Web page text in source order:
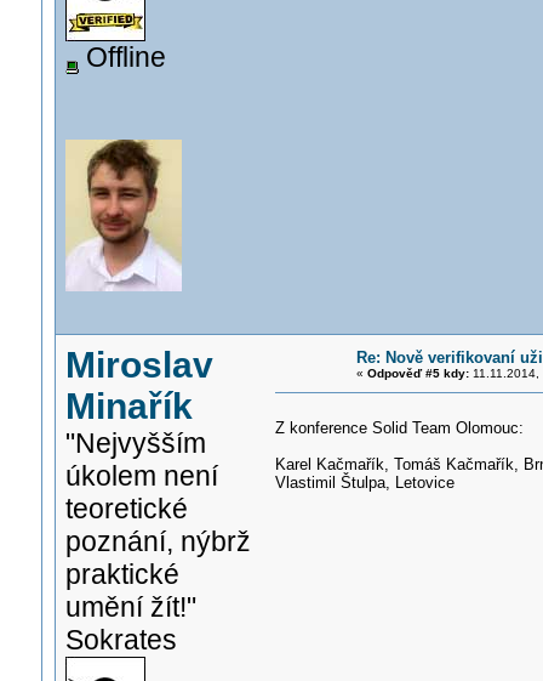
Offline
Miroslav
Minařík
"Nejvyšším
úkolem není
teoretické
poznání, nýbrž
praktické
umění žít!"
Sokrates
Re: Nově verifikovaní
« Odpověď #5 kdy:11.11.2014,
Z konference Solid Team Olomouc:
Karel Kačmařík, Tomáš Kačmařík,
Vlastimil Štulpa, Letovice